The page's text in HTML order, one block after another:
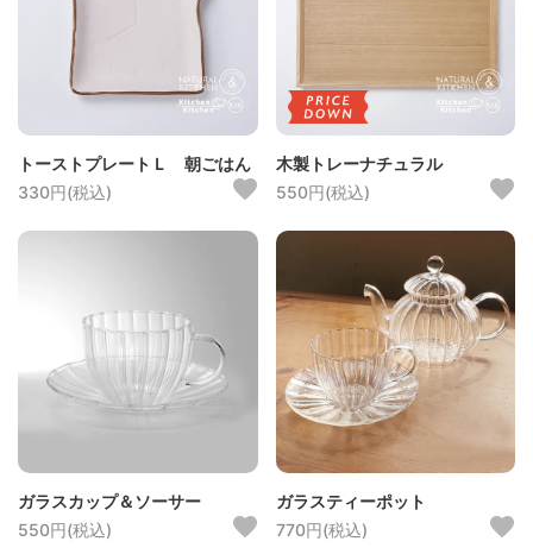
トーストプレートＬ 朝ごはん
330円(税込)
木製トレーナチュラル
550円(税込)
ガラスカップ＆ソーサー
550円(税込)
ガラスティーポット
770円(税込)